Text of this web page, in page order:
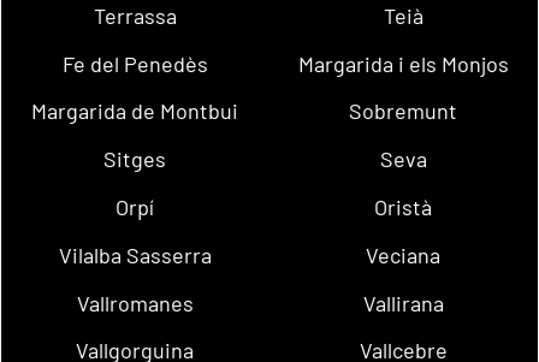
Terrassa
Teià
Fe del Penedès
Margarida i els Monjos
Margarida de Montbui
Sobremunt
Sitges
Seva
Orpí
Oristà
Vilalba Sasserra
Veciana
Vallromanes
Vallirana
Vallgorguina
Vallcebre